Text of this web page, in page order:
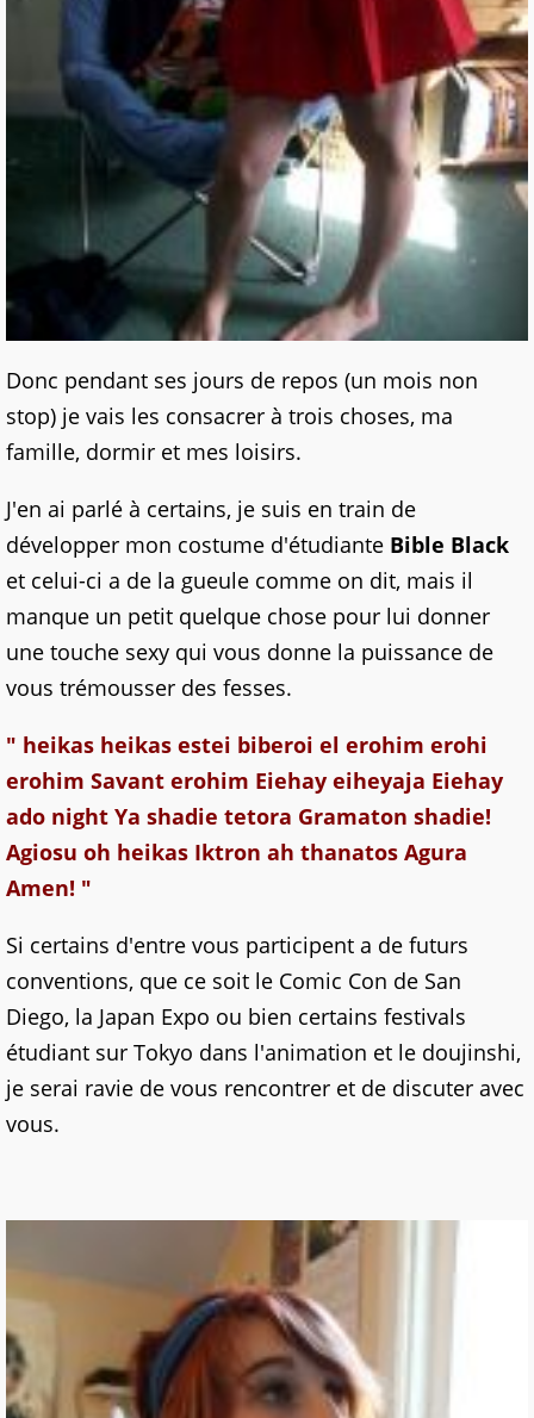
Donc pendant ses jours de repos (un mois non
stop) je vais les consacrer à trois choses, ma
famille, dormir et mes loisirs.
J'en ai parlé à certains, je suis en train de
développer mon costume d'étudiante Bible Black
et celui-ci a de la gueule comme on dit, mais il
manque un petit quelque chose pour lui donner
une touche sexy qui vous donne la puissance de
vous trémousser des fesses.
" heikas heikas estei biberoi el erohim erohi
erohim Savant erohim Eiehay eiheyaja Eiehay
ado night Ya shadie tetora Gramaton shadie!
Agiosu oh heikas Iktron ah thanatos Agura
Amen! "
Si certains d'entre vous participent a de futurs
conventions, que ce soit le Comic Con de San
Diego, la Japan Expo ou bien certains festivals
étudiant sur Tokyo dans l'animation et le doujinshi,
je serai ravie de vous rencontrer et de discuter avec
vous.